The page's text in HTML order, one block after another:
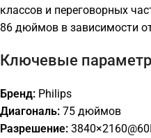
классов и переговорных
86 дюймов в зависимости
Ключевые
Бренд: Philips
Диагональ: 75 дюймов
Разрешение: